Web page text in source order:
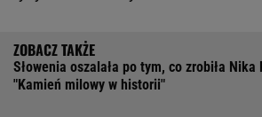
Słowenia oszalała po tym, co zrobiła Nika
"Kamień milowy w historii"